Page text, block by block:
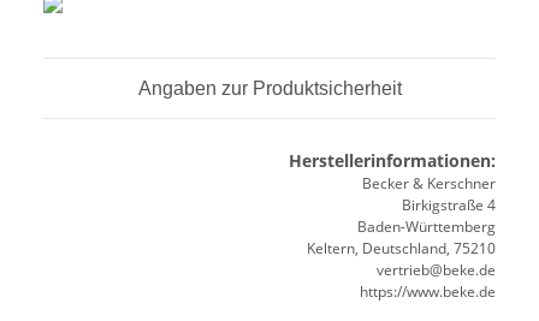
Angaben zur Produktsicherheit
Herstellerinformationen:
Becker & Kerschner
Birkigstraße 4
Baden-Württemberg
Keltern, Deutschland, 75210
vertrieb@beke.de
https://www.beke.de